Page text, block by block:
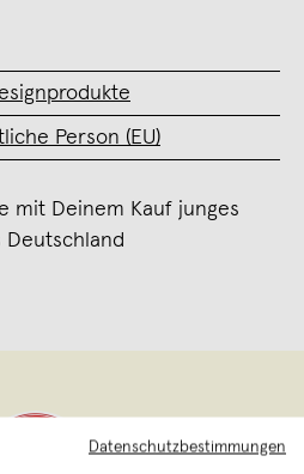
Person (EU)
mit Deinem Kauf junges
Deutschland
Datenschutzbestimmungen